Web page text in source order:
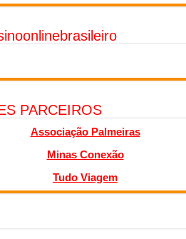
PARCEIROS
Associação Palmeiras
Minas Conexão
Tudo Viagem